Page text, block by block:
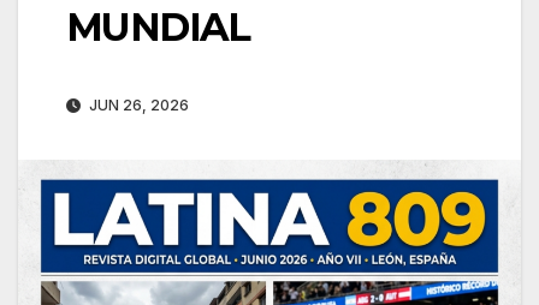
MUNDIAL
JUN 26, 2026